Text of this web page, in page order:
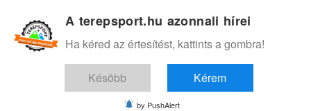
A terepsport.hu azonnali hírei
Ha kéred az értesítést, kattints a gombra!
Késöbb Kérem
by PushAlert